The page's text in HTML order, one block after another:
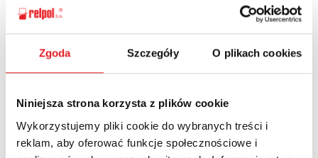
Zgoda Szczegóły O plikach cookies
Niniejsza strona korzysta z plików cookie
Wykorzystujemy pliki cookie do wybranych treści i
reklam, aby oferować funkcje społecznościowe i
czasu zestykiem S (Stop)
Wu(S) - załączanie na nastawiony czas z zatrzymaniem
Bi(S) – symetryczna praca cykliczna rozpoczynająca się od
zadziałania z zatrzymaniem odmierzania czasu T na czas
Bp(S) - symetryczna praca cykliczna rozpoczynająca się od
załączenia zestyku S (Stop)
We wszystkich tych funkcjach, gdy zestyk sterujący S zostanie